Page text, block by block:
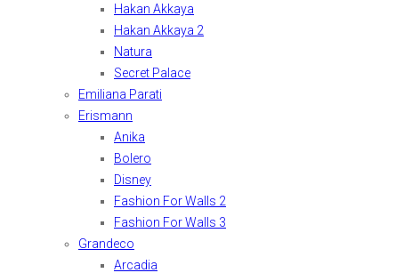
Hakan Akkaya
Hakan Akkaya 2
Natura
Secret Palace
Emiliana Parati
Erismann
Anika
Bolero
Disney
Fashion For Walls 2
Fashion For Walls 3
Grandeco
Arcadia